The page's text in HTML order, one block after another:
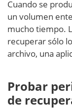
Cuando se
un volumen
mucho tiempo.
recuperar sólo
archivo, una
Probar
de